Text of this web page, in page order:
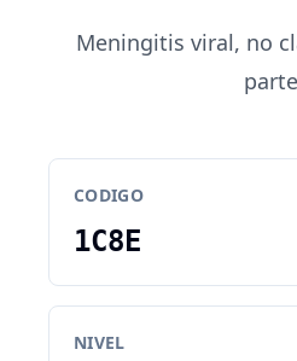
Meningitis viral, no
parte
CODIGO
1C8E
NIVEL